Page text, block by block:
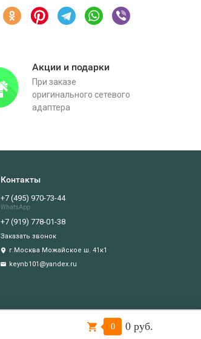
Подтверждаю
Акции и подарки
При заказе
оригинального сетевого
адаптера
Контакты
+7 (495) 970-73-44
WhatsApp
+7 (919) 778-01-38
Заказать звонок
г.Москва Можайское ш. 41к1
keynb101@yandex.ru
0 0 руб.